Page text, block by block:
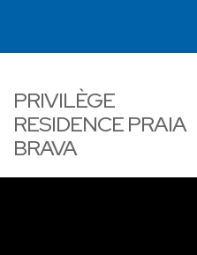
PRIVILÈGE
RESIDENCE PRAIA
BRAVA